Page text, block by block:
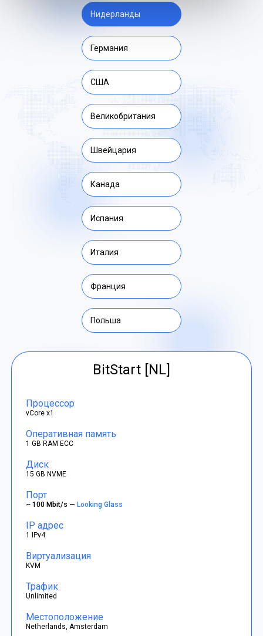
Нидерланды
Германия
США
Великобритания
Швейцария
Канада
Испания
Италия
Франция
Польша
BitStart [NL]
Процессор
vCore x1
Оперативная память
1 GB RAM ECC
Диск
15 GB NVME
Порт
~ 100 Mbit/s —Looking Glass
IP адрес
1 IPv4
Виртуализация
KVM
Трафик
Unlimited
Местоположение
Netherlands, Amsterdam